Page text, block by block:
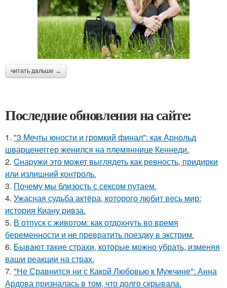
читать дальше →
Последние обновления на сайте:
1. "3 Мечты юности и громкий финал": как Арнольд
шварценеггер женился на племяннице Кеннеди.
2. Cнаpужи это может выглядеть как ревность, придирки
или излишний контроль.
3. Почему мы близость с сексом путаем.
4. Ужасная судьба актёра, которого любит весь мир:
история Киану ривза.
5. В отпуск с животом: как отдохнуть во время
беременности и не превратить поездку в экстрим.
6. Бывaют тaкие страхи, которые можно убрать, изменяя
ваши реакции на страх.
7. "Не Сравнится ни с Какой Любовью к Мужчине": Анна
Ардова призналась в том, что долго скрывала.